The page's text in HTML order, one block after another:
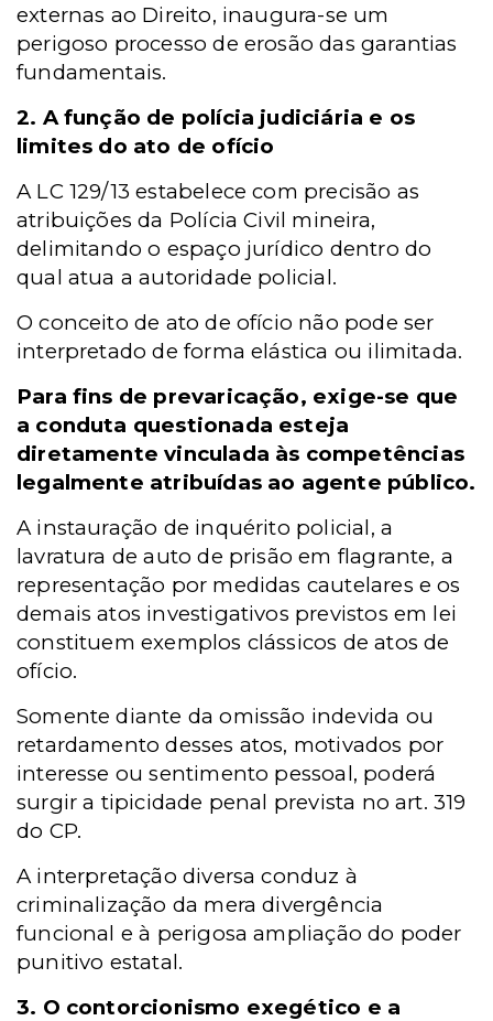
externas ao Direito, inaugura-se um
perigoso processo de erosão das garantias
fundamentais.
2. A função de polícia judiciária e os
limites do ato de ofício
A LC 129/13 estabelece com precisão as
atribuições da Polícia Civil mineira,
delimitando o espaço jurídico dentro do
qual atua a autoridade policial.
O conceito de ato de ofício não pode ser
interpretado de forma elástica ou ilimitada.
Para fins de prevaricação, exige-se que
a conduta questionada esteja
diretamente vinculada às competências
legalmente atribuídas ao agente público.
A instauração de inquérito policial, a
lavratura de auto de prisão em flagrante, a
representação por medidas cautelares e os
demais atos investigativos previstos em lei
constituem exemplos clássicos de atos de
ofício.
Somente diante da omissão indevida ou
retardamento desses atos, motivados por
interesse ou sentimento pessoal, poderá
surgir a tipicidade penal prevista no art. 319
do CP.
A interpretação diversa conduz à
criminalização da mera divergência
funcional e à perigosa ampliação do poder
punitivo estatal.
3. O contorcionismo exegético e a